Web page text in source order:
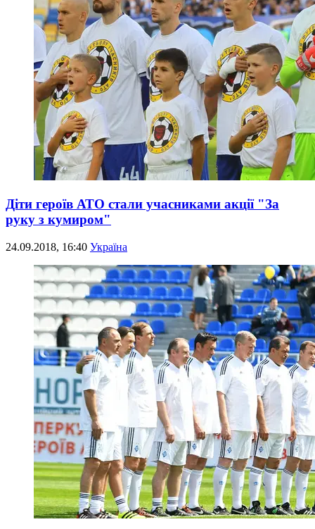
Діти героїв АТО стали учасниками акції "За
руку з кумиром"
24.09.2018, 16:40 Україна